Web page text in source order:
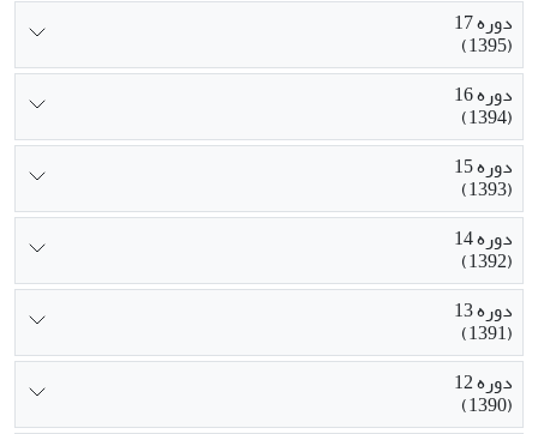
دوره 17
(1395)
دوره 16
(1394)
دوره 15
(1393)
دوره 14
(1392)
دوره 13
(1391)
دوره 12
(1390)